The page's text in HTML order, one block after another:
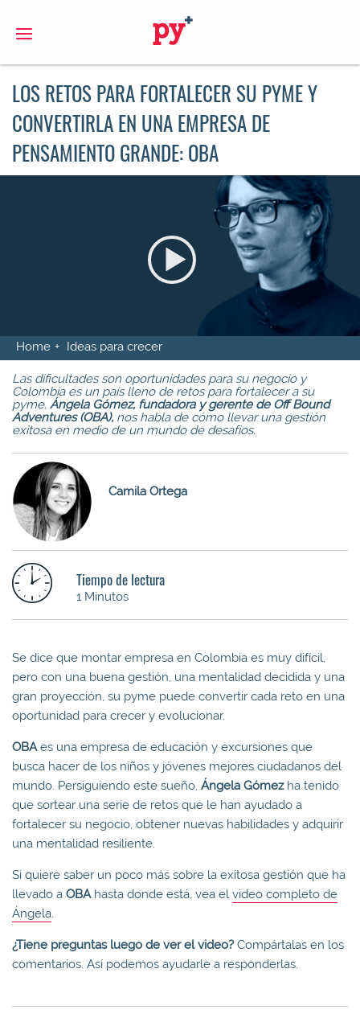
LOS RETOS PARA FORTALECER SU PYME Y
CONVERTIRLA EN UNA EMPRESA DE
PENSAMIENTO GRANDE: OBA
Home Ideas para crecer
Las dificultades son oportunidades para su negocio y
Colombia es un país lleno de retos para fortalecer a su
pyme. Ángela Gómez, fundadora y gerente de Off Bound
Adventures (OBA),nos habla de cómo llevar una gestión
exitosa en medio de un mundo de desafíos.
Camila Ortega
Tiempo de lectura
1 Minutos
Se dice que montar empresa en Colombia es muy difícil,
pero con una buena gestión, una mentalidad decidida y una
gran proyección, su pyme puede convertir cada reto en una
oportunidad para crecer y evolucionar.
OBAes una empresa de educación y excursiones que
busca hacer de los niños y jóvenes mejores ciudadanos del
mundo. Persiguiendo este sueño, Ángela Gómezha tenido
que sortear una serie de retos que le han ayudado a
fortalecer su negocio, obtener nuevas habilidades y adquirir
una mentalidad resiliente.
Si quiere saber un poco más sobre la exitosa gestión que ha
llevado a OBAhasta donde está, vea el video completo de
Ángela.
¿Tiene preguntas luego de ver el video?Compártalas en los
comentarios. Así podemos ayudarle a responderlas.